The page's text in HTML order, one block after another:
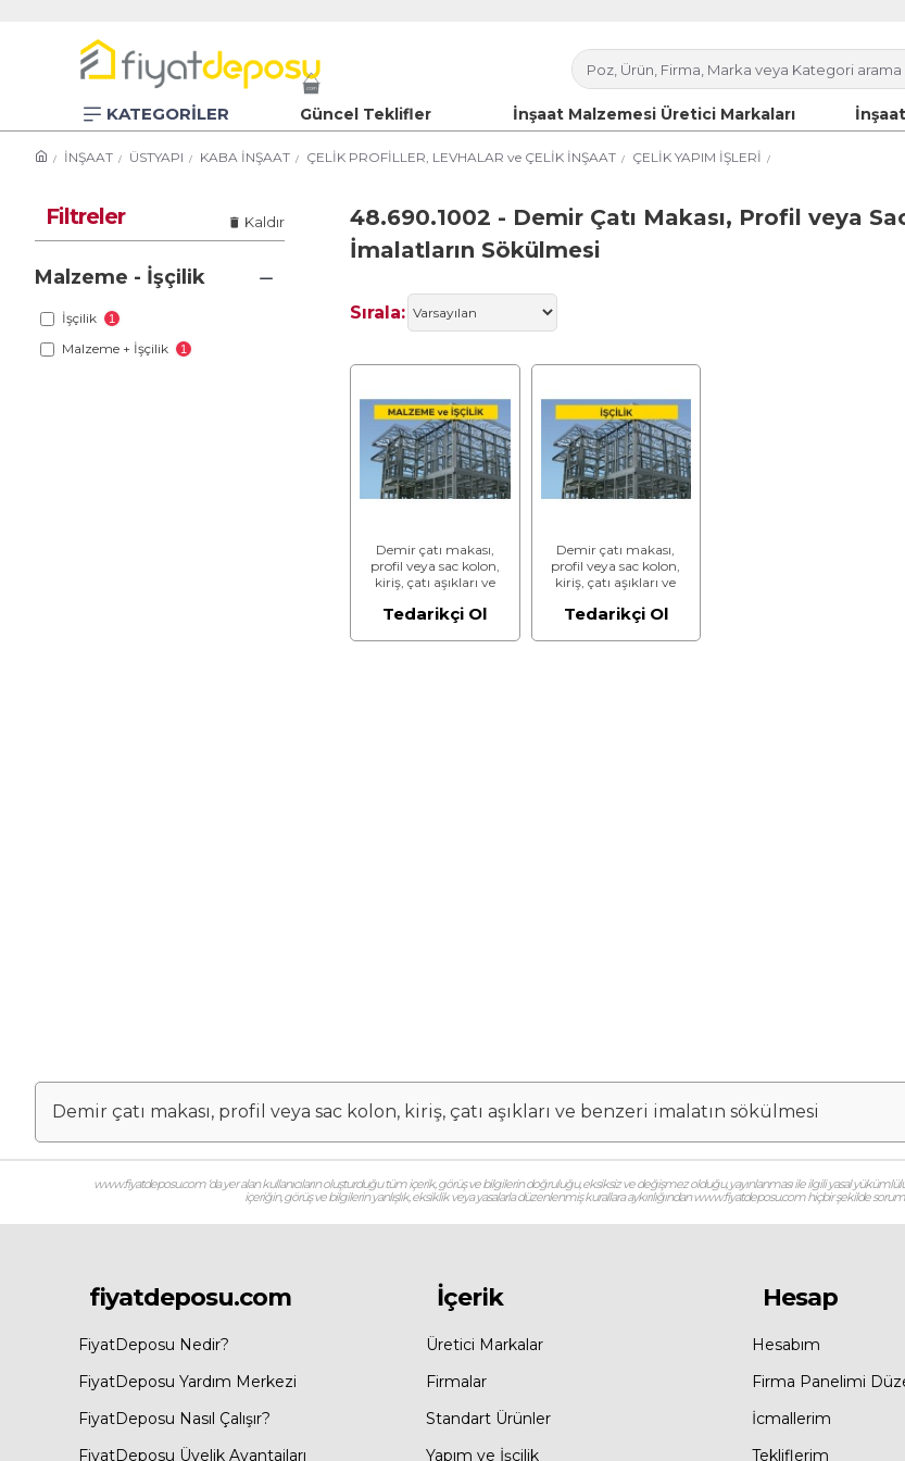
KATEGORİLER Güncel Teklifler İnşaat Malzemesi Üretici Markaları
İNŞAAT ÜSTYAPI KABA İNŞAAT ÇELİK PROFİLLER, LEVHALAR ve ÇELİK İNŞAAT ÇELİK YAPIM İŞLERİ
Filtreler Kaldır
Malzeme - İşçilik
İşçilik 1
Malzeme + İşçilik 1
48.690.1002 - Demir Çatı Makası, Profil veya
İmalatların Sökülmesi
Sırala:
Demir çatı makası,
profil veya sac kolon,
kiriş, çatı aşıkları ve
sökülmesi (Malzeme
Tedarikçi Ol
Demir çatı makası,
profil veya sac kolon,
kiriş, çatı aşıkları ve
sökülmesi (Malzeme
Tedarikçi Ol
Demir çatı makası, profil veya sac kolon, kiriş, çatı aşıkları ve benzeri imalatın sökülmesi
www.fiyatdeposu.com ‘da yer alan kullanıcıların oluşturduğu tüm içerik, görüş ve bilgilerin doğruluğu, eksiksiz ve değişmez olduğu, yayınlanması ile ilgili yasal
içeriğin, görüş ve bilgilerin yanlışlık, eksiklik veya yasalarla düzenlenmiş kurallara aykırılığından www.fiyatdeposu.com hiçbir şekilde
fiyatdeposu.com
FiyatDeposu Nedir?
FiyatDeposu Yardım Merkezi
FiyatDeposu Nasıl Çalışır?
FiyatDeposu Üyelik Avantajları
İçerik
Üretici Markalar
Firmalar
Standart Ürünler
Yapım ve İşçilik
Hesap
Hesabım
Firma Panelimi
İcmallerim
Tekliflerim